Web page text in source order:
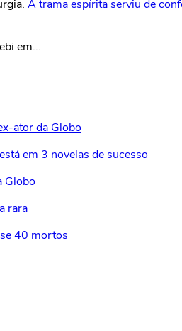
A trama espírita serviu de
em...
ator da Globo
em 3 novelas de sucesso
Globo
rara
40 mortos